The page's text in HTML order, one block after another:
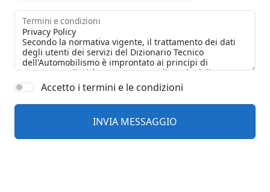
Termini e condizioni
Accetto i termini e le condizioni